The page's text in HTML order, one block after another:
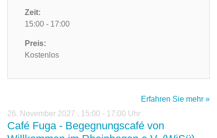
Zeit:
15:00 - 17:00
Preis:
Kostenlos
Erfahren Sie mehr »
26. November 2027 , 15:00 - 17:00 Uhr
Café Fuga - Begegnungscafé von